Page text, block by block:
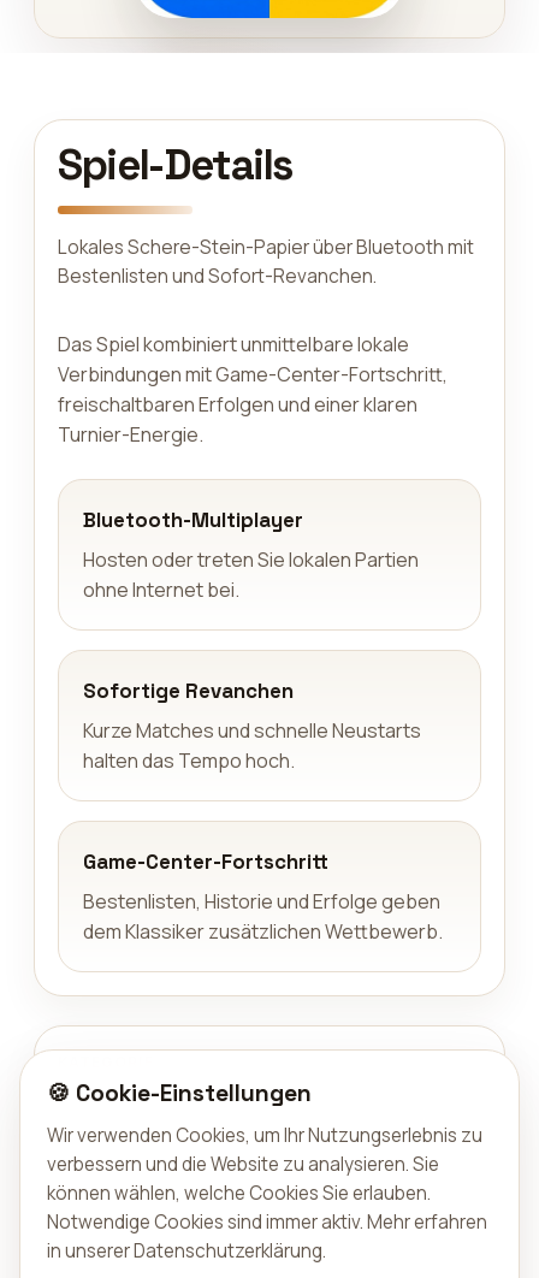
Spiel-Details
Lokales Schere-Stein-Papier über Bluetooth mit
Bestenlisten und Sofort-Revanchen.
Das Spiel kombiniert unmittelbare lokale
Verbindungen mit Game-Center-Fortschritt,
freischaltbaren Erfolgen und einer klaren
Turnier-Energie.
Bluetooth-Multiplayer
Hosten oder treten Sie lokalen Partien
ohne Internet bei.
Sofortige Revanchen
Kurze Matches und schnelle Neustarts
halten das Tempo hoch.
Game-Center-Fortschritt
Bestenlisten, Historie und Erfolge geben
dem Klassiker zusätzlichen Wettbewerb.
Casual
TYP
Spiel
VERFÜGBAR AUF
🍪 Cookie-Einstellungen
Wir verwenden Cookies, um Ihr Nutzungserlebnis zu
verbessern und die Website zu analysieren. Sie
können wählen, welche Cookies Sie erlauben.
Notwendige Cookies sind immer aktiv.Mehr erfahren
in unserer Datenschutzerklärung.